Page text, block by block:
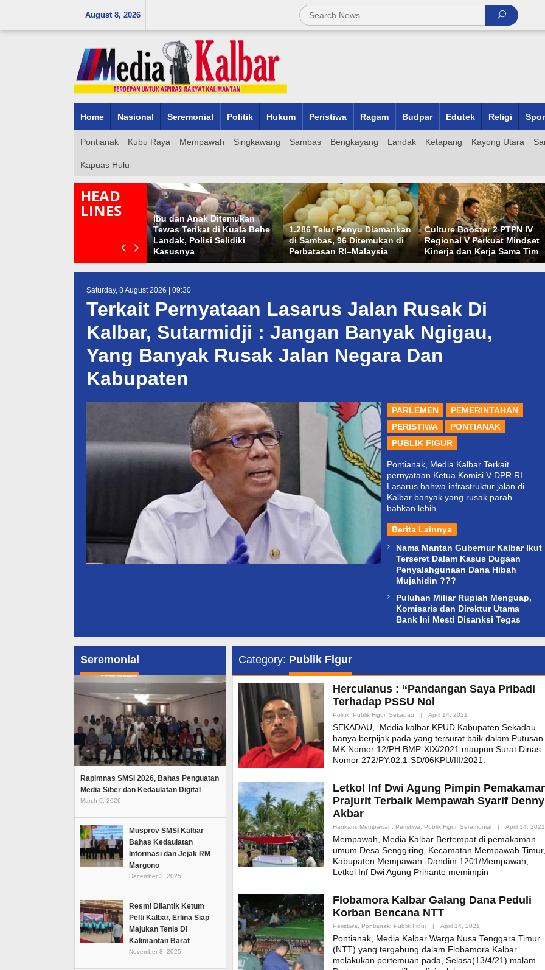
August 8, 2026
Home Nasional Seremonial Politik Hukum Peristiwa Ragam Budpar Edutek Religi
Pontianak Kubu Raya Mempawah Singkawang Sambas Bengkayang Landak Ketapang Kayong Utara
Kapuas Hulu
HEAD
LINES
Ibu dan Anak Ditemukan
1.286 Telur Penyu Diamankan
di Sambas, 96 Ditemukan di
Perbatasan RI–Malaysia
Culture Booster 2 PTPN IV
Regional V Perkuat Mindset
Kinerja dan Kerja Sama Tim
LEGATISI Datang Tepat
Waktu, Yayasan Tak
Klarifikasi Berujung
Hukum
Saturday, 8 August 2026 | 09:30
Terkait Pernyataan Lasarus Jalan Rusak Di
Kalbar, Sutarmidji : Jangan Banyak Ngigau,
Yang Banyak Rusak Jalan Negara Dan
Kabupaten
PARLEMEN
PEMERINTAHAN
PERISTIWA
PONTIANAK
PUBLIK FIGUR
Pontianak, Media Kalbar Terkait
pernyataan Ketua Komisi V DPR RI
Lasarus bahwa infrastruktur jalan di
Kalbar banyak yang rusak parah
bahkan lebih
Berita Lainnya
Nama Mantan Gubernur Kalbar Ikut
Terseret Dalam Kasus Dugaan
Penyalahgunaan Dana Hibah
Mujahidin ???
Puluhan Miliar Rupiah Menguap,
Komisaris dan Direktur Utama
Bank Ini Mesti Disanksi Tegas
Seremonial
Rapimnas SMSI 2026, Bahas Penguatan
Media Siber dan Kedaulatan Digital
March 9, 2026
Musprov SMSI Kalbar
Bahas Kedaulatan
Informasi dan Jejak RM
Margono
December 3, 2025
Resmi Dilantik Ketum
Pelti Kalbar, Erlina Siap
Majukan Tenis Di
Kalimantan Barat
November 8, 2025
Category: Publik Figur
Herculanus : “Pandangan Saya Pribadi
Terhadap PSSU Nol
Politik, Publik Figur, Sekadau | April 14, 2021
SEKADAU, Media kalbar KPUD Kabupaten Sekadau
hanya berpijak pada yang tersurat baik dalam Putusan
MK Nomor 12/PH.BMP-XIX/2021 maupun Surat Dinas
Nomor 272/PY.02.1-SD/06KPU/III/2021.
Letkol Inf Dwi Agung Pimpin
Prajurit Terbaik Mempawah Syarif Denny
Akbar
Hankam, Mempawah, Peristiwa, Publik Figur, Seremonial | April 14, 2021
Mempawah, Media Kalbar Bertempat di pemakaman
umum Desa Senggiring, Kecamatan Mempawah Timur,
Kabupaten Mempawah. Dandim 1201/Mempawah,
Letkol Inf Dwi Agung Prihanto memimpin
Flobamora Kalbar Galang Dana Peduli
Korban Bencana NTT
Peristiwa, Pontianak, Publik Figur | April 14, 2021
Pontianak, Media Kalbar Warga Nusa Tenggara Timur
(NTT) yang tergabung dalam Flobamora Kalbar
melakukan pertemuan pada, Selasa(13/4/21) malam.